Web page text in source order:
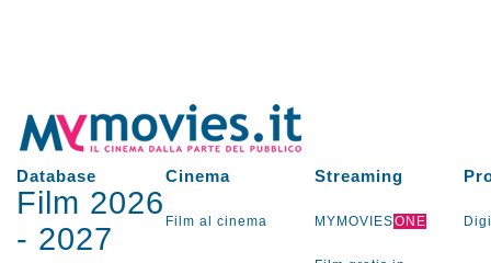
Database Cinema Streaming
Film 2026
- 2027 Film al cinema MYMOVIESONE